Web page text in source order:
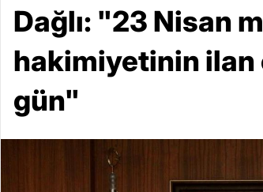
Dağlı: "23 Nisan
hakimiyetinin
gün"